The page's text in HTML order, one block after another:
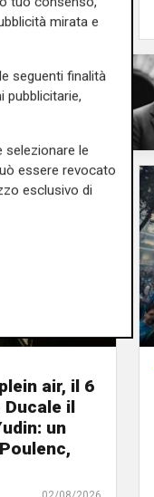
air, il 6
il
un
mirata e
seguenti finalità
pubblicitarie,
le
essere revocato
esclusivo di